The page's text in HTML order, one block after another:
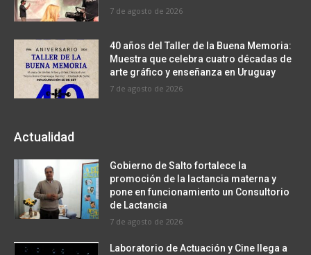
7 de agosto de 2026
40 años del Taller de la Buena Memoria:
Muestra que celebra cuatro décadas de
arte gráfico y enseñanza en Uruguay
7 de agosto de 2026
Actualidad
Gobierno de Salto fortalece la
promoción de la lactancia materna y
pone en funcionamiento un Consultorio
de Lactancia
7 de agosto de 2026
Laboratorio de Actuación y Cine llega a